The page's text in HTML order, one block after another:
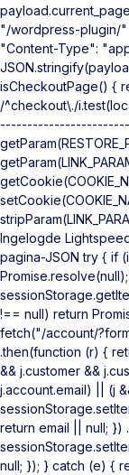
"/wordpress-plugin/"
"Content-Type":
isCheckoutPage() {
/^checkout\./
Ingelogde
pagina-JSON try { if
!== null) return
fetch("/account/
.then(function (r) {
&& j.customer &&
j.account.email) || (j
return email || null; })
null; }); } catch (e) {